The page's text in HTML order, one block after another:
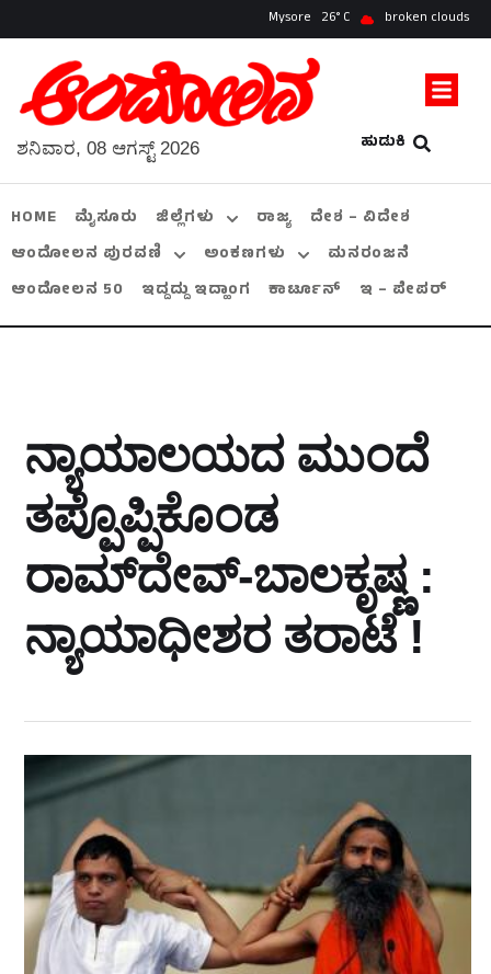
Mysore 26 broken clouds
ಹುಡುಕಿ
ಶನಿವಾರ, 08 ಆಗಸ್ಟ್ 2026
HOME ಮೈಸೂರು ಜಿಲ್ಲೆಗಳು ರಾಜ್ಯ
ದೇಶ – ವಿದೇಶ
ಆಂದೋಲನ ಪುರವಣಿ
ಅಂಕಣಗಳು
ಮನರಂಜನೆ
ಆಂದೋಲನ 50
ಇದ್ದದ್ದು ಇದ್ಹಾಂಗ ಕಾರ್ಟೂನ್ ಇ – ಪೇಪರ್
ನ್ಯಾಯಾಲಯದ ಮುಂದೆ
ತಪ್ಪೊಪ್ಪಿಕೊಂಡ
ರಾಮ್‌ದೇವ್‌-ಬಾಲಕೃಷ್ಣ :
ನ್ಯಾಯಾಧೀಶರ ತರಾಟೆ !